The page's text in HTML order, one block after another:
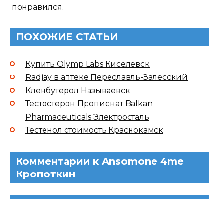
понравился.
ПОХОЖИЕ СТАТЬИ
Купить Olymp Labs Киселевск
Radjay в аптеке Переславль-Залесский
Кленбутерол Называевск
Тестостерон Пропионат Balkan
Pharmaceuticals Электросталь
Тестенол стоимость Краснокамск
Комментарии к Ansomone 4me
Кропоткин